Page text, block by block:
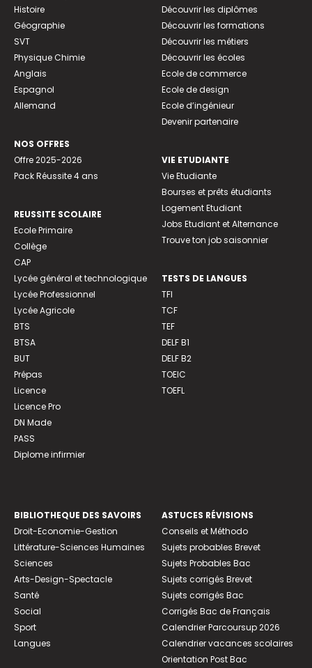
Histoire
Géographie
SVT
Physique Chimie
Anglais
Espagnol
Allemand
NOS OFFRES
Offre 2025-2026
Pack Réussite 4 ans
REUSSITE SCOLAIRE
Ecole Primaire
Collège
CAP
Lycée général et technologique
Lycée Professionnel
Lycée Agricole
BTS
BTSA
BUT
Prépas
Licence
Licence Pro
DN Made
PASS
Diplome infirmier
Découvrir les diplômes
Découvrir les formations
Découvrir les métiers
Découvrir les écoles
Ecole de commerce
Ecole de design
Ecole d’ingénieur
Devenir partenaire
VIE ETUDIANTE
Vie Etudiante
Bourses et prêts étudiants
Logement Etudiant
Jobs Etudiant et Alternance
Trouve ton job saisonnier
TESTS DE LANGUES
TFI
TCF
TEF
DELF B1
DELF B2
TOEIC
TOEFL
BIBLIOTHEQUE DES SAVOIRS
Droit-Economie-Gestion
Littérature-Sciences Humaines
Sciences
Arts-Design-Spectacle
Santé
Social
Sport
Langues
ASTUCES RÉVISIONS
Conseils et Méthodo
Sujets probables Brevet
Sujets Probables Bac
Sujets corrigés Brevet
Sujets corrigés Bac
Corrigés Bac de Français
Calendrier Parcoursup 2026
Calendrier vacances scolaires
Orientation Post Bac